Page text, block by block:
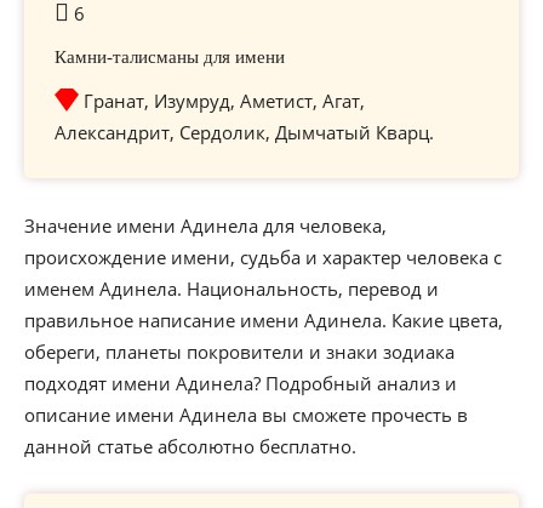
6
Камни-талисманы для имени
Гранат, Изумруд, Аметист, Агат,
Александрит, Сердолик, Дымчатый Кварц.
Значение имени Адинела для человека,
происхождение имени, судьба и характер человека с
именем Адинела. Национальность, перевод и
правильное написание имени Адинела. Какие цвета,
обереги, планеты покровители и знаки зодиака
подходят имени Адинела? Подробный анализ и
описание имени Адинела вы сможете прочесть в
данной статье абсолютно бесплатно.